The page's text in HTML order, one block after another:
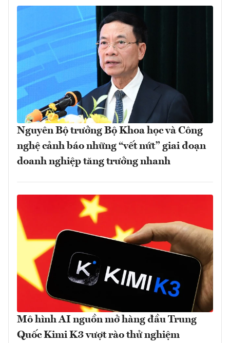
Nguyên Bộ trưởng Bộ Khoa học và Công
nghệ cảnh báo những “vết nứt” giai đoạn
doanh nghiệp tăng trưởng nhanh
Mô hình AI nguồn mở hàng đầu Trung
Quốc Kimi K3 vượt rào thử nghiệm